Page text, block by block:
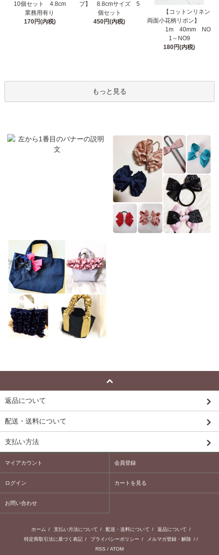
10個セット 4.8cm
業務用有り
170円(内税)
プ】 8.8cmサイズ 5
個セット
450円(内税)
【コットンリネン
両面小花柄リボン】
1m 40mm NO
1～NO9
180円(内税)
もっと見る
返品について
配送・送料について
支払い方法
マイアカウント 会員登録
ログイン カートを見る
お問い合わせ
ホーム / 支払い方法について / 配送・送料について / 返品について /
特定商取引法に基づく表記 / プライバシーポリシー / メルマガ登録・解除 / /
RSS / ATOM